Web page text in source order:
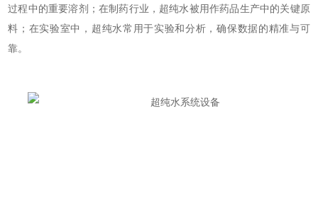
过程中的重要溶剂；在制药行业，超纯水被用作药品生产中的关键原
料；在实验室中，超纯水常用于实验和分析，确保数据的精准与可
靠。